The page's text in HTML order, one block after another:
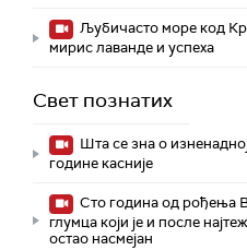
Љубичасто море код
мирис лаванде и успеха
Свет познатих
Шта се зна о
године касније
Сто година од рођења
глумца који је и после
остао насмејан